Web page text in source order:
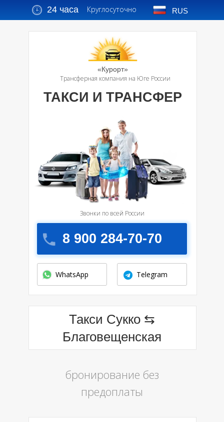
24 часа Круглосуточно RUS
«Курорт»
Трансферная компания на Юге России
8 900 284-70-70
Звонки по всей России
ТАКСИ И ТРАНСФЕР
WhatsApp Telegram
Такси Сукко ⇆
Благовещенская
бронирование без
предоплаты